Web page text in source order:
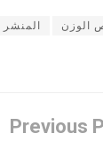
الوزن المنشر
Previous